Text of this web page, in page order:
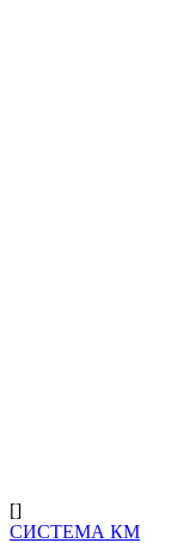
[]
СИСТЕМА КМ